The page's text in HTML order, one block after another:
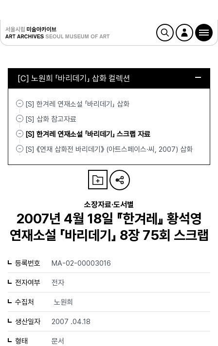
[C] 노원희 「바리데기」 삽화 컬렉션
[S] 한겨레 연재소설 「바리데기」 삽화
[S] 삽화 참고자료
[S] 한겨레 연재소설 「바리데기」 스크랩 자료
[S] 《연재 삽화전 바리데기》 (아트스페이스·씨, 2007) 삽화
소장자료·도서별
2007년 4월 18일 『한겨레』 황석영
연재소설 「바리데기」 8장 75회 스크랩
등록번호 MA-02-00003016
전자여부 전자
수집처 노원희
생산일자 2007 .04.18
형태 문서